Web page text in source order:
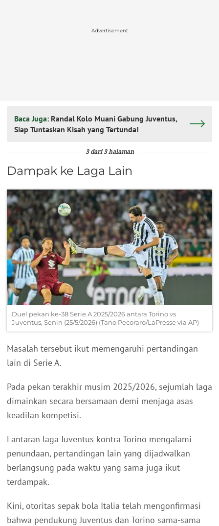
Advertisement
Baca Juga: Randal Kolo Muani Gabung Juventus,
Siap Tuntaskan Kisah yang Tertunda!
3 dari 3 halaman
Dampak ke Laga Lain
Duel pekan ke-38 Serie A 2025/2026 antara Torino vs
Juventus, Senin (25/5/2026) (Tano Pecoraro/LaPresse via AP)
Masalah tersebut ikut memengaruhi pertandingan
lain di Serie A.
Pada pekan terakhir musim 2025/2026, sejumlah laga
dimainkan secara bersamaan demi menjaga asas
keadilan kompetisi.
Lantaran laga Juventus kontra Torino mengalami
penundaan, pertandingan lain yang dijadwalkan
berlangsung pada waktu yang sama juga ikut
terdampak.
Kini, otoritas sepak bola Italia telah mengonfirmasi
bahwa pendukung Juventus dan Torino sama-sama